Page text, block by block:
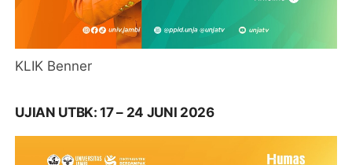
KLIK Benner
UJIAN UTBK: 17 – 24 JUNI 2026